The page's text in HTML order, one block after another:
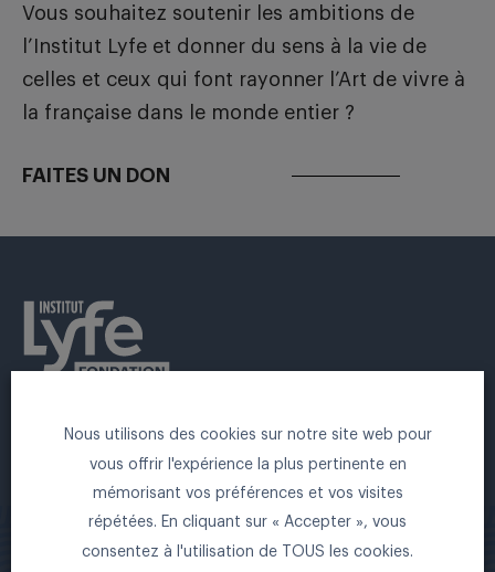
Vous souhaitez soutenir les ambitions de
l’Institut Lyfe et donner du sens à la vie de
celles et ceux qui font rayonner l’Art de vivre à
la française dans le monde entier ?
FAITES UN DON
FONDATION INSTITUT LYFE
Château du Vivier
1A Chemin de Calabert – 69130 Ecully –
FRANCE
Nous utilisons des cookies sur notre site web pour
vous offrir l'expérience la plus pertinente en
mémorisant vos préférences et vos visites
répétées. En cliquant sur « Accepter », vous
consentez à l'utilisation de TOUS les cookies.